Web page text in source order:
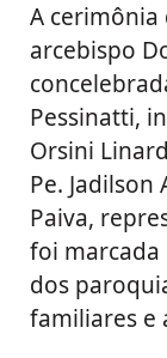
A cerimônia
arcebispo
Pessinatti,
Orsini
Pe.
Paiva,
foi marcada
dos
familiares e